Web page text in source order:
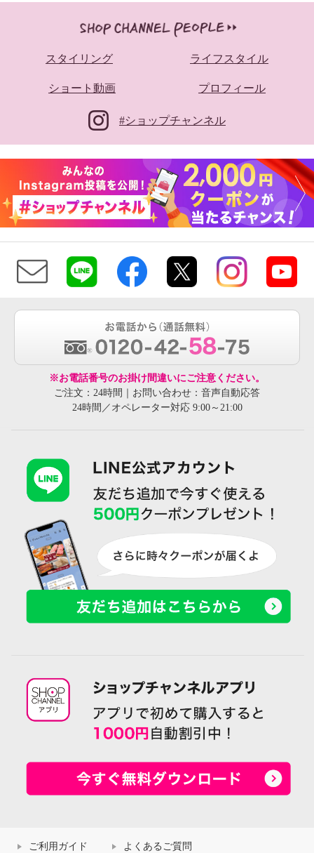
スタイリング ライフスタイル
ショート動画 プロフィール
#ショップチャンネル
※お電話番号のお掛け間違いにご注意ください。
ご注文：24時間｜お問い合わせ：音声自動応答
24時間／オペレーター対応 9:00～21:00
ご利用ガイド よくあるご質問